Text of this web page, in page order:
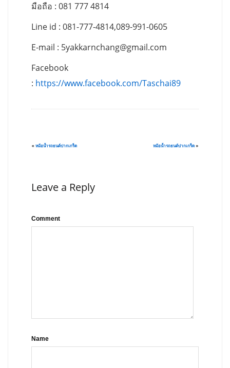
มือถือ : 081 777 4814
Line id : 081-777-4814,089-991-0605
E-mail : 5yakkarnchang@gmail.com
Facebook
: https://www.facebook.com/Taschai89
« หม้อน้ำรถยนต์ปากเกร็ด หม้อน้ำรถยนต์ปากเกร็ด »
Leave a Reply
Comment
Name